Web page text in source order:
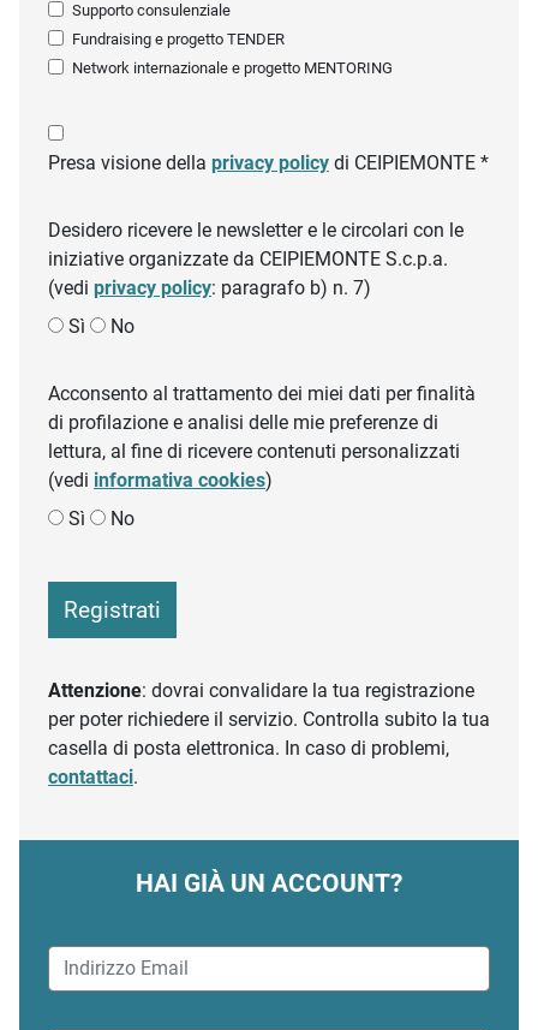
Supporto consulenziale
Fundraising e progetto TENDER
Network internazionale e progetto MENTORING
Presa visione della privacy policy di CEIPIEMONTE *
Desidero ricevere le newsletter e le circolari con le
iniziative organizzate da CEIPIEMONTE S.c.p.a.
(vedi privacy policy: paragrafo b) n. 7)
Sì
No
Acconsento al trattamento dei miei dati per finalità
di profilazione e analisi delle mie preferenze di
lettura, al fine di ricevere contenuti personalizzati
(vedi informativa cookies)
Sì
No
Registrati
Attenzione: dovrai convalidare la tua registrazione
per poter richiedere il servizio. Controlla subito la tua
casella di posta elettronica. In caso di problemi,
contattaci.
HAI GIÀ UN ACCOUNT?